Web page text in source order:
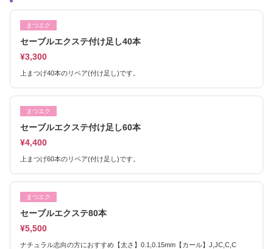
まつエク
セーブルエクステ付け足し40本
¥3,300
上まつげ40本のリペア(付け足し)です。
まつエク
セーブルエクステ付け足し60本
¥4,400
上まつげ60本のリペア(付け足し)です。
まつエク
セーブルエクステ80本
¥5,500
ナチュラル志向の方におすすめ【太さ】0.1,0.15mm【カール】J,JC,C,C